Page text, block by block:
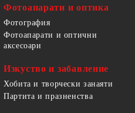
Фотоапарати и оптика
Фотография
Фотоапарати и оптични
аксесоари
Изкуство и забавление
Хобита и творчески занаяти
Партита и празненства